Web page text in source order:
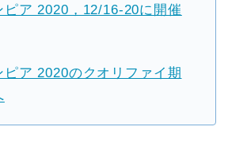
ピア 2020，12/16-20に開催
ピア 2020のクオリファイ期